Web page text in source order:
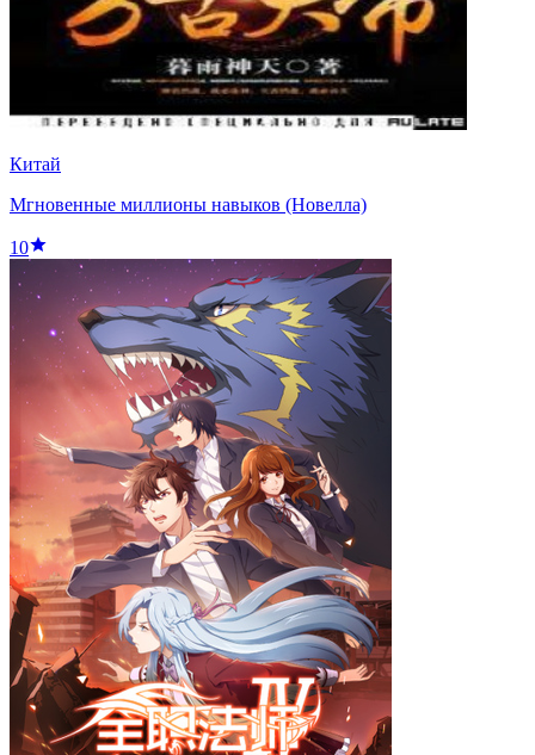
Китай
Мгновенные миллионы навыков (Новелла)
10